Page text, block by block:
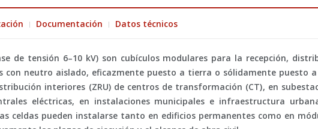
Documentación Datos técnicos
de tensión 6–10 kV) son cubículos modulares para la recepción,
con neutro aislado, eficazmente puesto a tierra o sólidamente puesto
interiores (ZRU)de centros de transformación (CT), en
eléctricas, en instalaciones municipales e infraestructura
celdas pueden instalarse tanto en edificios permanentes como en